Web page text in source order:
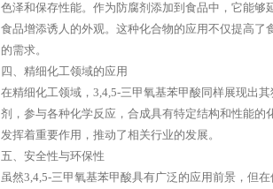
色泽和保存性能。作为防腐剂添加到食品中，它能
食品增添诱人的外观。这种化合物的应用不仅提高
的需求。
四、精细化工领域的应用
在精细化工领域，3,4,5-三甲氧基苯甲酸同样展现出
剂，参与各种化学反应，合成具有特定结构和性能
发挥着重要作用，推动了相关行业的发展。
五、安全性与环保性
虽然3,4,5-三甲氧基苯甲酸具有广泛的应用前景，但